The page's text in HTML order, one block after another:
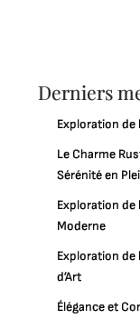
Derniers
Exploration de
Le Charme
Sérénité en
Exploration de
Moderne
Exploration de
d’Art
Élégance et